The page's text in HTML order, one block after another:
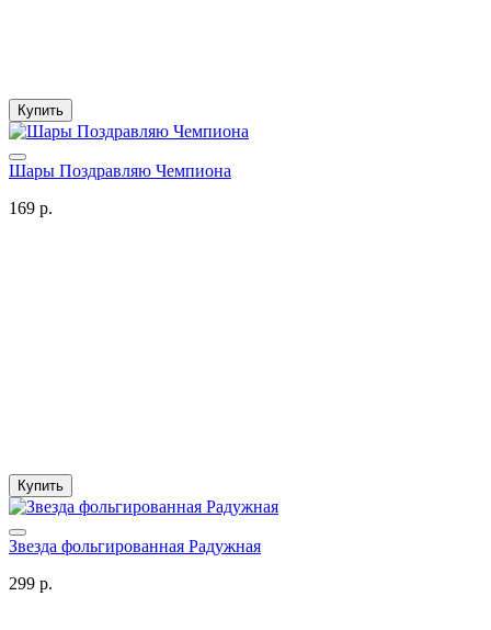
Купить
Шары Поздравляю Чемпиона
169 р.
Купить
Звезда фольгированная Радужная
299 р.